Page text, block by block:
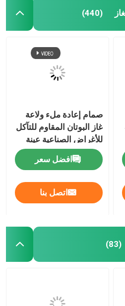
(440)
صمام إعادة ملء ولاعة
غاز البوتان المقاوم للتآكل
للأغراض الصناعية عينة
مجانية
افضل سعر
اتصل بنا
(83)